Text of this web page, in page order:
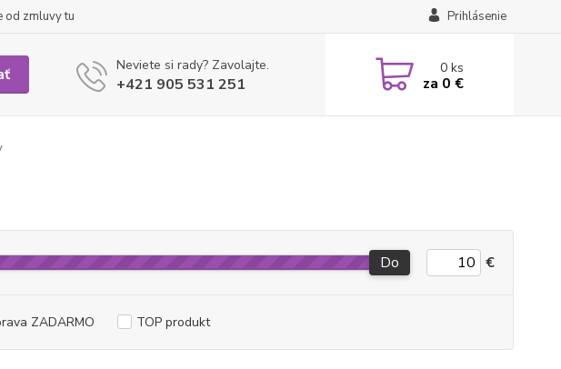
od zmluvy tu Prihlásenie
Neviete si rady? Zavolajte.
+421 905 531 251
0ks
za 0 €
Do €
ZADARMO TOP produkt